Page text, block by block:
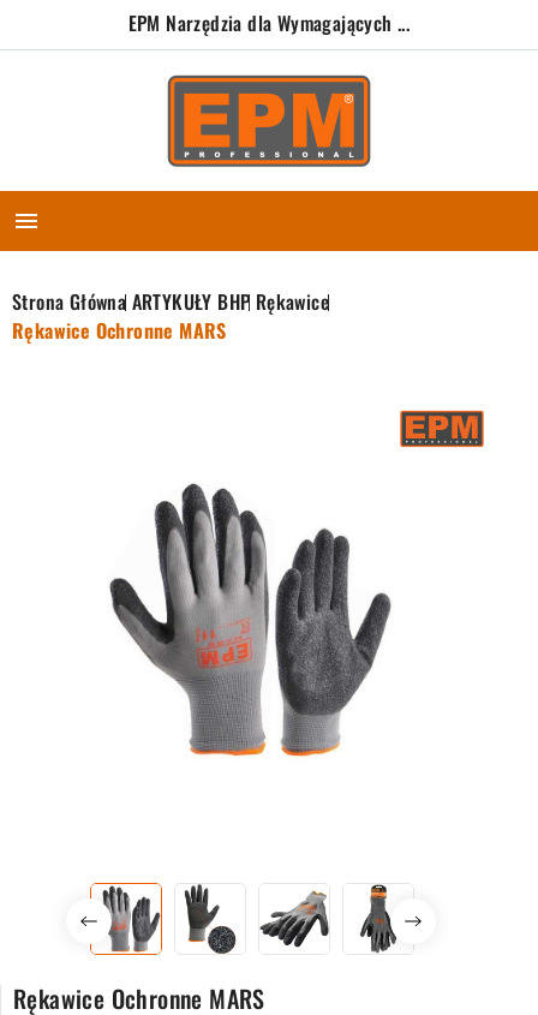
EPM Narzędzia dla Wymagających ...

Strona Główna ARTYKUŁY BHP Rękawice
Rękawice Ochronne MARS
Rękawice Ochronne MARS